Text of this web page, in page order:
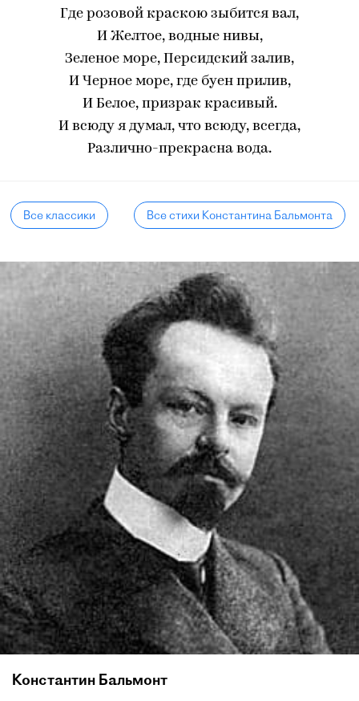
Где розовой краскою зыбится вал,
И Желтое, водные нивы,
Зеленое море, Персидский залив,
И Черное море, где буен прилив,
И Белое, призрак красивый.
И всюду я думал, что всюду, всегда,
Различно-прекрасна вода.
Все классики Все стихи Константина Бальмонта
Константин Бальмонт